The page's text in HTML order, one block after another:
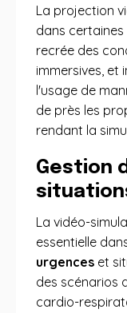
La projection
dans
recrée des
immersives, et
l'usage de
de près les
rendant la
Gestion
La vidéo-
essentielle
urgences et
des scénarios
cardio-